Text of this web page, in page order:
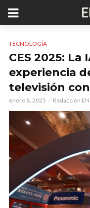
TECNOLOGÍA
CES 2025:
experiencia
televisión
enero 8, 2025 Redacción